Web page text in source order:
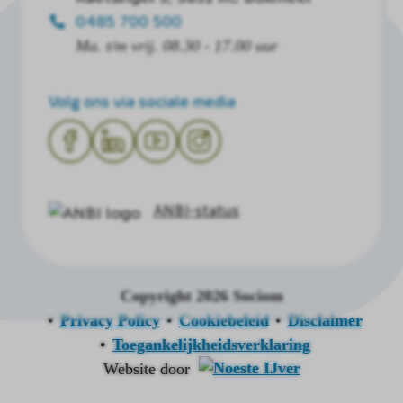
0485 700 500
Ma. t/m vrij. 08.30 - 17.00 uur
Volg ons via sociale media
ANBI-status
Copyright 2026 Sociom
Privacy Policy
Cookiebeleid
Disclaimer
Toegankelijkheidsverklaring
Website door